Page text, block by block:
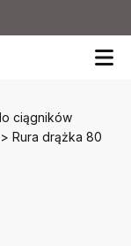
ciągników
> Rura drążka 80